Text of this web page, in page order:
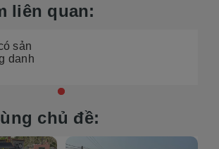
liên quan:
sản
danh
chủ đề: